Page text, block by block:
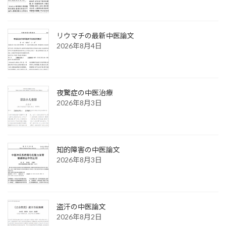
リウマチの最新中医論文
2026年8月4日
夜驚症の中医治療
2026年8月3日
知的障害の中医論文
2026年8月3日
盗汗の中医論文
2026年8月2日